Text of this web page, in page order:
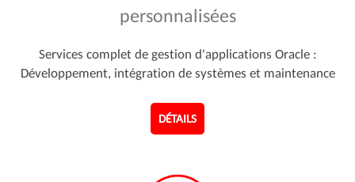
personnalisées
Services complet de gestion d'applications Oracle :
Développement, intégration de systèmes et maintenance
DÉTAILS